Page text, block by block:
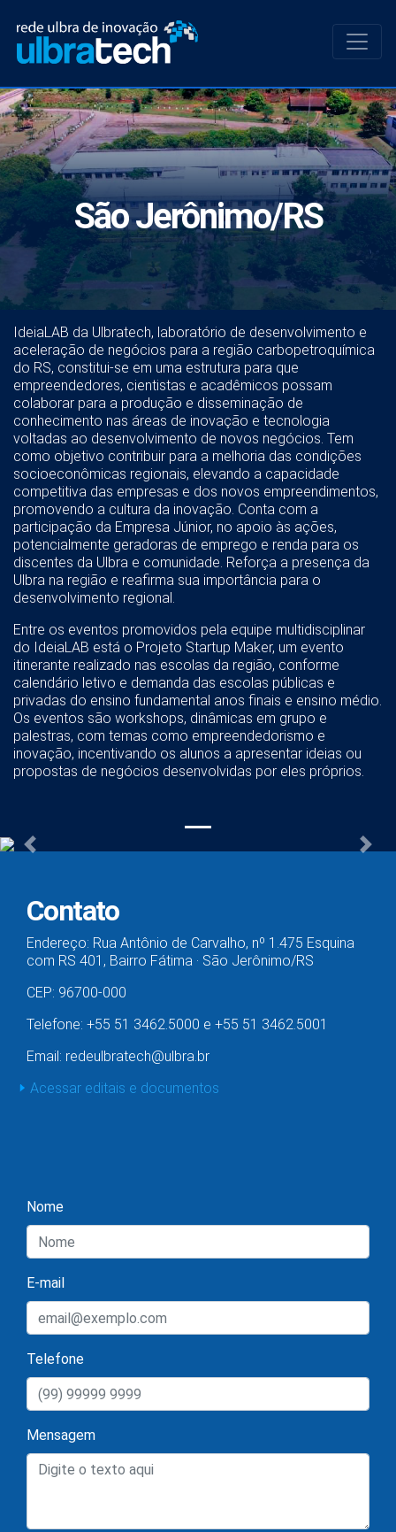
São Jerônimo/RS
IdeiaLAB da Ulbratech, laboratório de desenvolvimento e
aceleração de negócios para a região carbopetroquímica
do RS, constitui-se em uma estrutura para que
empreendedores, cientistas e acadêmicos possam
colaborar para a produção e disseminação de
conhecimento nas áreas de inovação e tecnologia
voltadas ao desenvolvimento de novos negócios. Tem
como objetivo contribuir para a melhoria das condições
socioeconômicas regionais, elevando a capacidade
competitiva das empresas e dos novos empreendimentos,
promovendo a cultura da inovação. Conta com a
participação da Empresa Júnior, no apoio às ações,
potencialmente geradoras de emprego e renda para os
discentes da Ulbra e comunidade. Reforça a presença da
Ulbra na região e reafirma sua importância para o
desenvolvimento regional.
Entre os eventos promovidos pela equipe multidisciplinar
do IdeiaLAB está o Projeto Startup Maker, um evento
itinerante realizado nas escolas da região, conforme
calendário letivo e demanda das escolas públicas e
privadas do ensino fundamental anos finais e ensino médio.
Os eventos são workshops, dinâmicas em grupo e
palestras, com temas como empreendedorismo e
inovação, incentivando os alunos a apresentar ideias ou
propostas de negócios desenvolvidas por eles próprios.
Previous Next
Contato
Endereço: Rua Antônio de Carvalho, nº 1.475 Esquina
com RS 401, Bairro Fátima · São Jerônimo/RS
CEP: 96700-000
Telefone: +55 51 3462.5000 e +55 51 3462.5001
Email: redeulbratech@ulbra.br
Acessar editais e documentos
Nome
E-mail
Telefone
Mensagem